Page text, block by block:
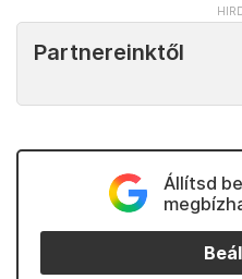
Partnereinktől
Állítsd